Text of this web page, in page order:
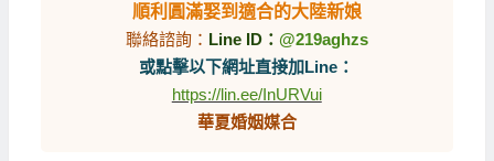
順利圓滿娶到適合的大陸新娘
聯絡諮詢： Line ID： @219aghzs
或點擊以下網址直接加Line：
https://lin.ee/InURVui
華夏婚姻媒合